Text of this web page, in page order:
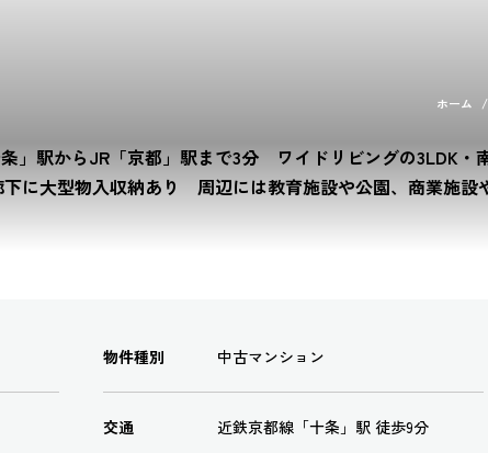
ホーム
駅からJR「京都」駅まで3分 ワイドリビングの3LDK・
に大型物入収納あり 周辺には教育施設や公園、商業施設
物件種別 中古マンション
交通 近鉄京都線「十条」駅 徒歩9分